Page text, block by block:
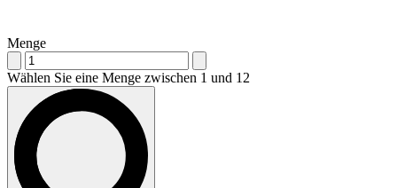
Menge
Wählen Sie eine Menge zwischen 1 und 12